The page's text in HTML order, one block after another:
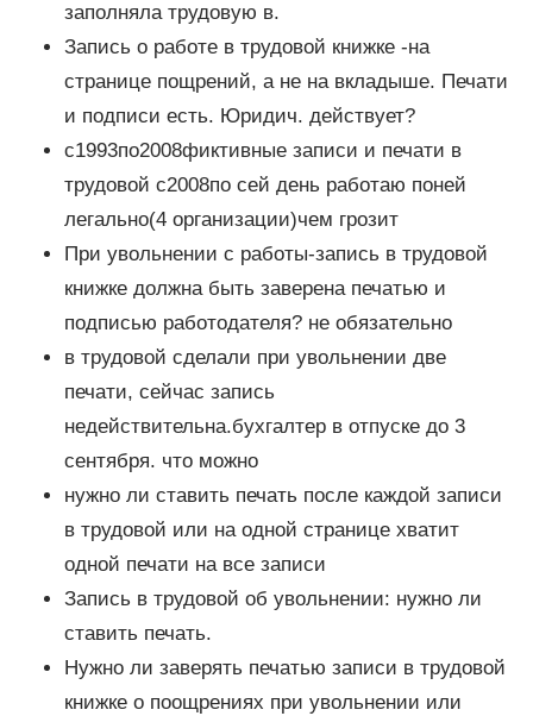
заполняла трудовую в.
Запись о работе в трудовой книжке -на
странице пощрений, а не на вкладыше. Печати
и подписи есть. Юридич. действует?
с1993по2008фиктивные записи и печати в
трудовой с2008по сей день работаю поней
легально(4 организации)чем грозит
При увольнении с работы-запись в трудовой
книжке должна быть заверена печатью и
подписью работодателя? не обязательно
в трудовой сделали при увольнении две
печати, сейчас запись
недействительна.бухгалтер в отпуске до 3
сентября. что можно
нужно ли ставить печать после каждой записи
в трудовой или на одной странице хватит
одной печати на все записи
Запись в трудовой об увольнении: нужно ли
ставить печать.
Нужно ли заверять печатью записи в трудовой
книжке о поощрениях при увольнении или